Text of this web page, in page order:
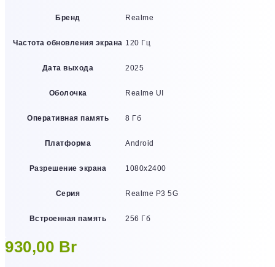
Бренд Realme
Частота обновления экрана 120 Гц
Дата выхода 2025
Оболочка Realme UI
Оперативная память 8 Гб
Платформа Android
Разрешение экрана 1080х2400
Серия Realme P3 5G
Встроенная память 256 Гб
930,00 Br